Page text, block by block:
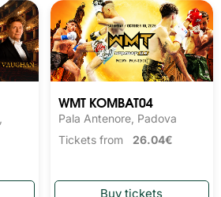
WMT KOMBAT04
Pala Antenore, Padova
Tickets from 26.04€